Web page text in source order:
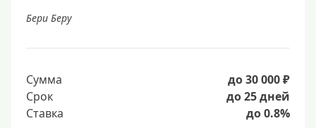
Бери Беру
Сумма
до 30 000 ₽
Срок
до 25 дней
Ставка
до 0.8%